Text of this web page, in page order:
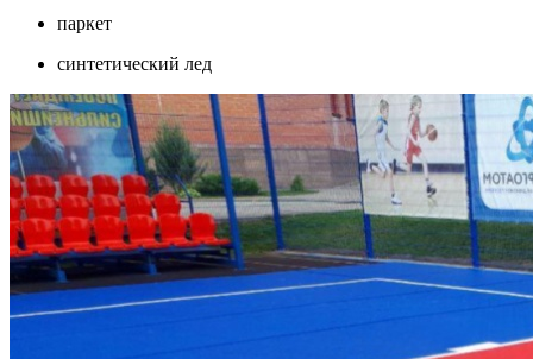
паркет
синтетический лед